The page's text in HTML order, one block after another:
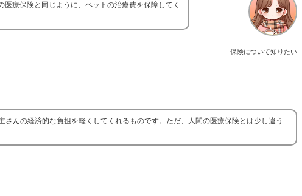
保険について知りたい
医療保険と同じように、ペットの治療費を保障してく
んの経済的な負担を軽くしてくれるものです。ただ、人間の医療保険とは少し違う